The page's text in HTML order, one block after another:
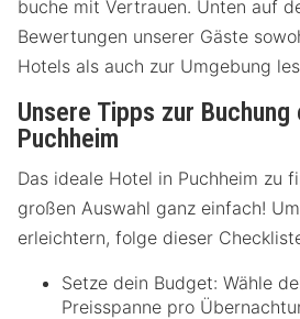
buche mit Vertrauen. Unten auf
Bewertungen unserer Gäste
Hotels als auch zur Umgebung
Unsere Tipps zur
Puchheim
Das ideale Hotel in Puchheim zu
großen Auswahl ganz einfach!
erleichtern, folge dieser
Setze dein Budget: Wähle
Preisspanne pro